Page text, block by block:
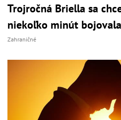
Trojročná Briella sa
niekoľko minút
Zahraničné